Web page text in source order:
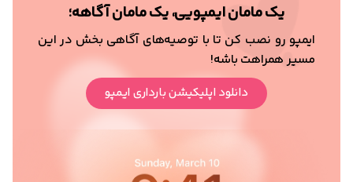
یک مامان ایمپویی، یک مامان آگاهه؛
ایمپو رو نصب کن تا با توصیه‌های آگاهی بخش در این
مسیر همراهت باشه!
دانلود اپلیکیشن بارداری ایمپو